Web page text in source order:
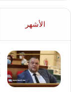
الأشهر